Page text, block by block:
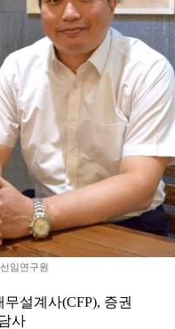
임연구원
설계사(CFP), 증권
사